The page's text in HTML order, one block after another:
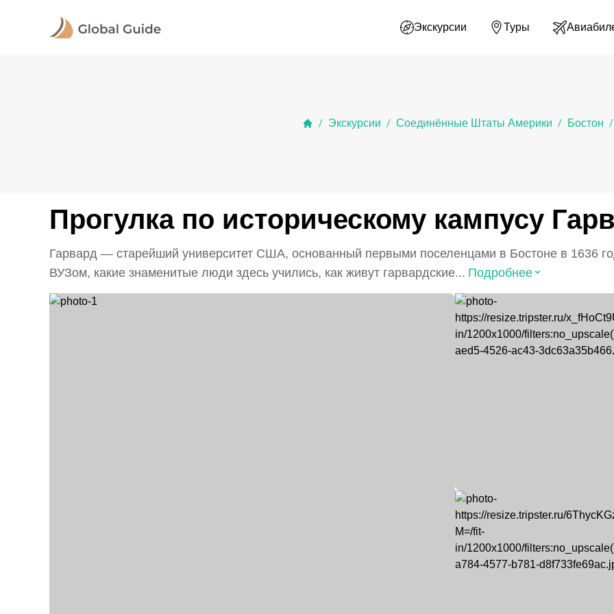
Экскурсии Туры
/ Экскурсии / Соединённые Штаты Америки / Бостон /
Прогулка по историческому кампусу
Гарвард — старейший университет США, основанный первыми поселенцами в Бостоне в 1636
ВУЗом, какие знаменитые люди здесь учились, как живут гарвардские... Подробнее⌃